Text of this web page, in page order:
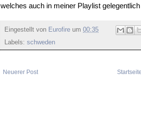
welches auch in meiner Playlist
Eingestellt von Eurofire um 00:35
Labels: schweden
Neuerer Post